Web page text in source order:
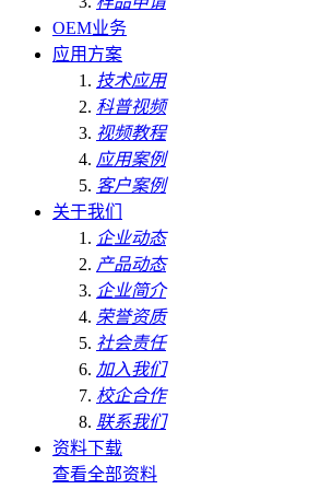
OEM业务
应用方案
技术应用
科普视频
视频教程
应用案例
客户案例
关于我们
企业动态
产品动态
企业简介
荣誉资质
社会责任
加入我们
校企合作
联系我们
资料下载
查看全部资料